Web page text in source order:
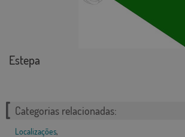
Estepa
Categorias relacionadas:
Localizações,